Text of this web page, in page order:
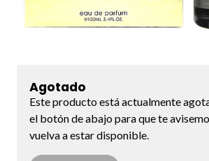
Agotado
Este producto está actualmente
el botón de abajo para que te
vuelva a estar disponible.